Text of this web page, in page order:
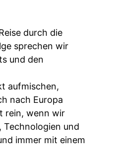
durch die
sprechen wir
und den
aufmischen,
nach Europa
rein, wenn wir
Technologien und
immer mit einem